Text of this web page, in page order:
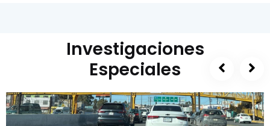
Investigaciones
Especiales